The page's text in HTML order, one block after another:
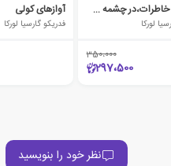
غوطه ی خاطرات،در چشمه ی خیال
لورکا
350،000
297،500
آوازهای کولی
فدریکو گارسیا لورکا
نظر خود را بنویسید